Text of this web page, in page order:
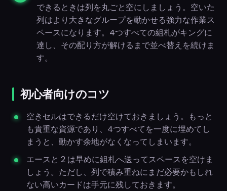
できるときは列を丸ごと空にしましょう。空いた
列はより大きなグループを動かせる強力な作業ス
ペースになります。4つすべての組札がキングに
達し、その配り方が解けるまで並べ替えを続けま
す。
初心者向けのコツ
空きセルはできるだけ空けておきましょう。もっと
も貴重な資源であり、4つすべてを一度に埋めてし
まうと、動かす余地がなくなってしまいます。
エースと 2 は早めに組札へ送ってスペースを空けま
しょう。ただし、列で積み重ねにまだ必要かもしれ
ない高いカードは手元に残しておきます。